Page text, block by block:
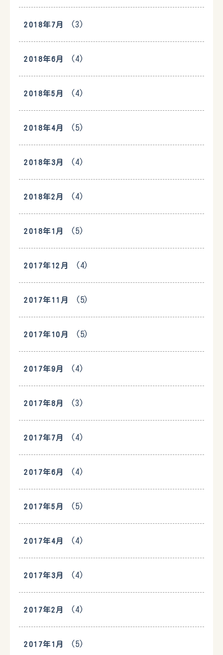
2018年7月 (3)
2018年6月 (4)
2018年5月 (4)
2018年4月 (5)
2018年3月 (4)
2018年2月 (4)
2018年1月 (5)
2017年12月 (4)
2017年11月 (5)
2017年10月 (5)
2017年9月 (4)
2017年8月 (3)
2017年7月 (4)
2017年6月 (4)
2017年5月 (5)
2017年4月 (4)
2017年3月 (4)
2017年2月 (4)
2017年1月 (5)